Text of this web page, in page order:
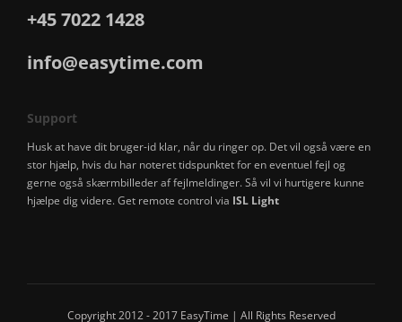
+45 7022 1428
info@easytime.com
Support
Husk at have dit bruger-id klar, når du ringer op. Det vil også være en
stor hjælp, hvis du har noteret tidspunktet for en eventuel fejl og
gerne også skærmbilleder af fejlmeldinger. Så vil vi hurtigere kunne
hjælpe dig videre. Get remote control via ISL Light
Copyright 2012 - 2017 EasyTime | All Rights Reserved